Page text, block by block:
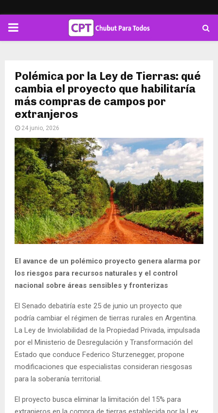
PRIMARY
Polémica por la Ley de Tierras: qué
cambia el proyecto que habilitaría
más compras de campos por
extranjeros
24 junio, 2026
El avance de un polémico proyecto genera alarma por
los riesgos para recursos naturales y el control
nacional sobre áreas sensibles y fronterizas
El Senado debatiría este 25 de junio un proyecto que
podría cambiar el régimen de tierras rurales en Argentina.
La Ley de Inviolabilidad de la Propiedad Privada, impulsada
por el Ministerio de Desregulación y Transformación del
Estado que conduce Federico Sturzenegger, propone
modificaciones que especialistas consideran riesgosas
para la soberanía territorial.
El proyecto busca eliminar la limitación del 15% para